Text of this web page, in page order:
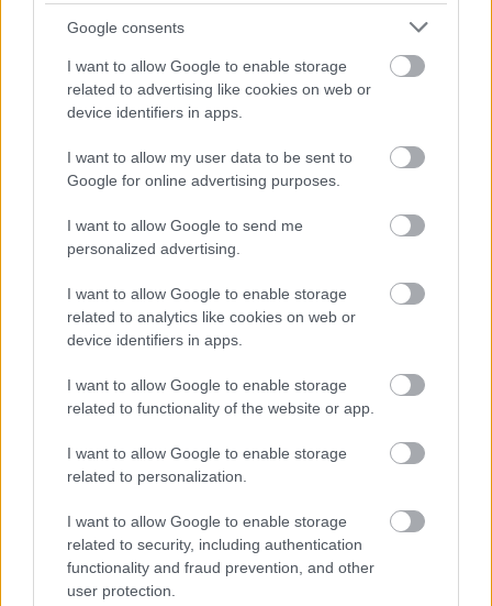
Google consents
I want to allow Google to enable storage
related to advertising like cookies on web or
device identifiers in apps.
I want to allow my user data to be sent to
Google for online advertising purposes.
I want to allow Google to send me
personalized advertising.
I want to allow Google to enable storage
related to analytics like cookies on web or
device identifiers in apps.
I want to allow Google to enable storage
related to functionality of the website or app.
I want to allow Google to enable storage
related to personalization.
I want to allow Google to enable storage
related to security, including authentication
functionality and fraud prevention, and other
user protection.
ΔΕΙΤΕ ΕΠΙΣΗΣ